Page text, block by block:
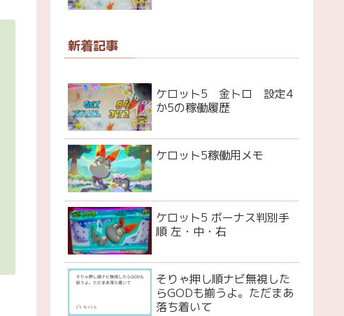
新着記事
ケロット5 金トロ 設定4
か5の稼働履歴
ケロット5稼働用メモ
ケロット5 ボーナス判別手
順 左・中・右
そりゃ押し順ナビ無視した
らGODも揃うよ。ただまあ
落ち着いて